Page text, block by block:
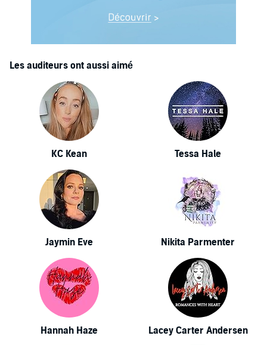
Les auditeurs ont aussi aimé
KC Kean Tessa Hale
Jaymin Eve Nikita Parmenter
Hannah Haze Lacey Carter Andersen